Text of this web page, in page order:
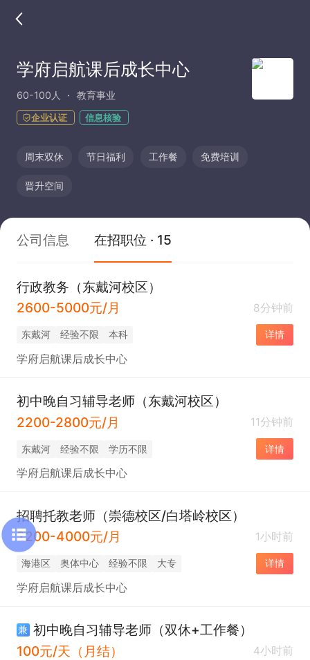
学府启航课后成长中心
60-100人 教育事业
企业认证 信息核验
周末双休 节日福利 工作餐 免费培训
晋升空间
公司信息 在招职位 · 15
行政教务（东戴河校区）
2600-5000元/月
8分钟前
东戴河 经验不限 本科 详情
学府启航课后成长中心
初中晚自习辅导老师（东戴河校区）
2200-2800元/月
11分钟前
东戴河 经验不限 学历不限 详情
学府启航课后成长中心
招聘托教老师（崇德校区/白塔岭校区）
2200-4000元/月
1小时前
海港区 奥体中心 经验不限 大专 详情
学府启航课后成长中心
兼 初中晚自习辅导老师（双休+工作餐）
100元/天（月结）
4小时前